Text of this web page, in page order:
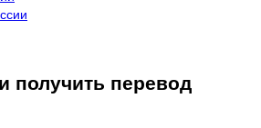
получить перевод